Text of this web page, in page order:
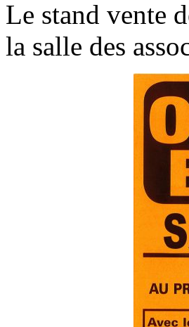
Le stand vente
la salle des